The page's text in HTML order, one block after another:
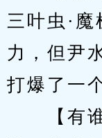
三叶虫·
力，但尹
打爆了一
【有谁